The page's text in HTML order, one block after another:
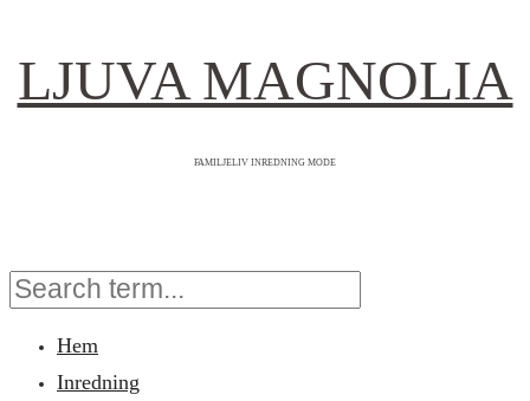
LJUVA MAGNOLIA
FAMILJELIV INREDNING MODE
Hem
Inredning